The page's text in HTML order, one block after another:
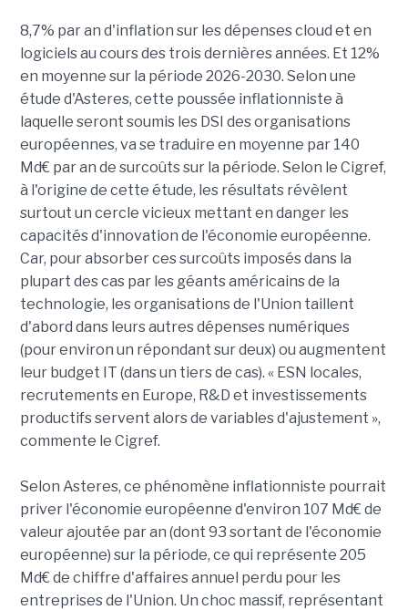
8,7% par an d'inflation sur les dépenses cloud et en
logiciels au cours des trois dernières années. Et 12%
en moyenne sur la période 2026-2030. Selon une
étude d'Asteres, cette poussée inflationniste à
laquelle seront soumis les DSI des organisations
européennes, va se traduire en moyenne par 140
Md€ par an de surcoûts sur la période. Selon le Cigref,
à l'origine de cette étude, les résultats révèlent
surtout un cercle vicieux mettant en danger les
capacités d'innovation de l'économie européenne.
Car, pour absorber ces surcoûts imposés dans la
plupart des cas par les géants américains de la
technologie, les organisations de l'Union taillent
d'abord dans leurs autres dépenses numériques
(pour environ un répondant sur deux) ou augmentent
leur budget IT (dans un tiers de cas). « ESN locales,
recrutements en Europe, R&D et investissements
productifs servent alors de variables d'ajustement »,
commente le Cigref.
Selon Asteres, ce phénomène inflationniste pourrait
priver l'économie européenne d'environ 107 Md€ de
valeur ajoutée par an (dont 93 sortant de l'économie
européenne) sur la période, ce qui représente 205
Md€ de chiffre d'affaires annuel perdu pour les
entreprises de l'Union. Un choc massif, représentant